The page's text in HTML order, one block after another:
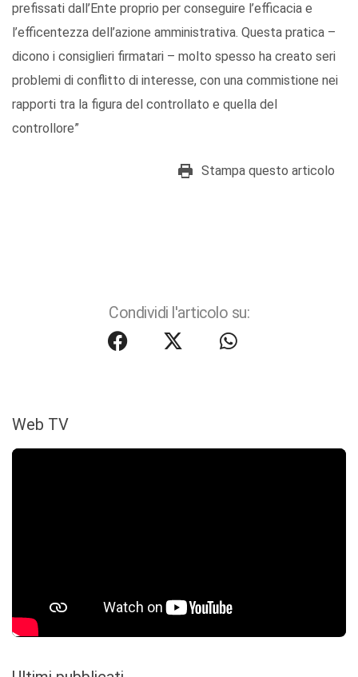
prefissati dall’Ente proprio per conseguire l’efficacia e
l’efficentezza dell’azione amministrativa. Questa pratica –
dicono i consiglieri firmatari – molto spesso ha creato seri
problemi di conflitto di interesse, con una commistione nei
rapporti tra la figura del controllato e quella del
controllore”
Stampa questo articolo
Condividi l'articolo su:
Web TV